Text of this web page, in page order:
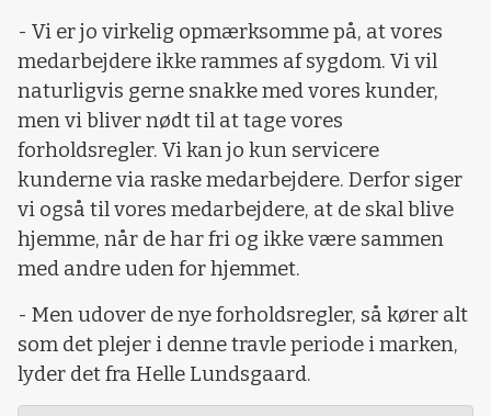
- Vi er jo virkelig opmærksomme på, at vores
medarbejdere ikke rammes af sygdom. Vi vil
naturligvis gerne snakke med vores kunder,
men vi bliver nødt til at tage vores
forholdsregler. Vi kan jo kun servicere
kunderne via raske medarbejdere. Derfor siger
vi også til vores medarbejdere, at de skal blive
hjemme, når de har fri og ikke være sammen
med andre uden for hjemmet.
- Men udover de nye forholdsregler, så kører alt
som det plejer i denne travle periode i marken,
lyder det fra Helle Lundsgaard.